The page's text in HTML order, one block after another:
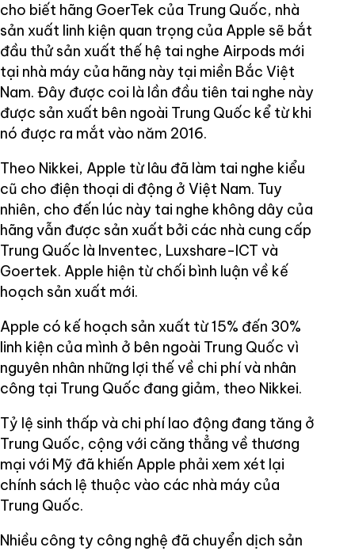
cho biết hãng GoerTek của Trung Quốc, nhà
sản xuất linh kiện quan trọng của Apple sẽ bắt
đầu thử sản xuất thế hệ tai nghe Airpods mới
tại nhà máy của hãng này tại miền Bắc Việt
Nam. Đây được coi là lần đầu tiên tai nghe này
được sản xuất bên ngoài Trung Quốc kể từ khi
nó được ra mắt vào năm 2016.
Theo Nikkei, Apple từ lâu đã làm tai nghe kiểu
cũ cho điện thoại di động ở Việt Nam. Tuy
nhiên, cho đến lúc này tai nghe không dây của
hãng vẫn được sản xuất bởi các nhà cung cấp
Trung Quốc là Inventec, Luxshare-ICT và
Goertek. Apple hiện từ chối bình luận về kế
hoạch sản xuất mới.
Apple có kế hoạch sản xuất từ 15% đến 30%
linh kiện của mình ở bên ngoài Trung Quốc vì
nguyên nhân những lợi thế về chi phí và nhân
công tại Trung Quốc đang giảm, theo Nikkei.
Tỷ lệ sinh thấp và chi phí lao động đang tăng ở
Trung Quốc, cộng với căng thẳng về thương
mại với Mỹ đã khiến Apple phải xem xét lại
chính sách lệ thuộc vào các nhà máy của
Trung Quốc.
Nhiều công ty công nghệ đã chuyển dịch sản